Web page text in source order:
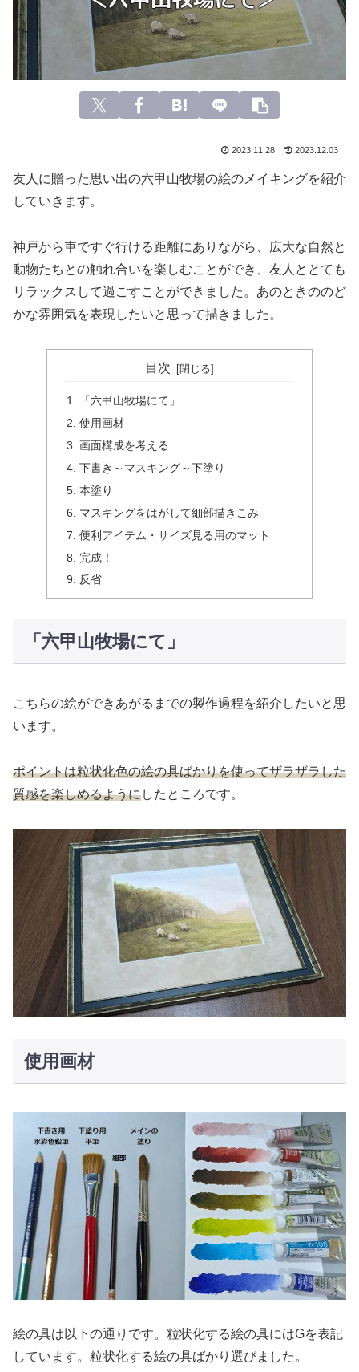
2023.11.28 2023.12.03
友人に贈った思い出の六甲山牧場の絵のメイキングを紹介
していきます。
神戸から車ですぐ行ける距離にありながら、広大な自然と
動物たちとの触れ合いを楽しむことができ、友人ととても
リラックスして過ごすことができました。あのときののど
かな雰囲気を表現したいと思って描きました。
目次
「六甲山牧場にて」
使用画材
画面構成を考える
下書き～マスキング～下塗り
本塗り
マスキングをはがして細部描きこみ
便利アイテム・サイズ見る用のマット
完成！
反省
「六甲山牧場にて」
こちらの絵ができあがるまでの製作過程を紹介したいと思
います。
ポイントは粒状化色の絵の具ばかりを使ってザラザラした
質感を楽しめるようにしたところです。
使用画材
絵の具は以下の通りです。粒状化する絵の具にはGを表記
しています。粒状化する絵の具ばかり選びました。